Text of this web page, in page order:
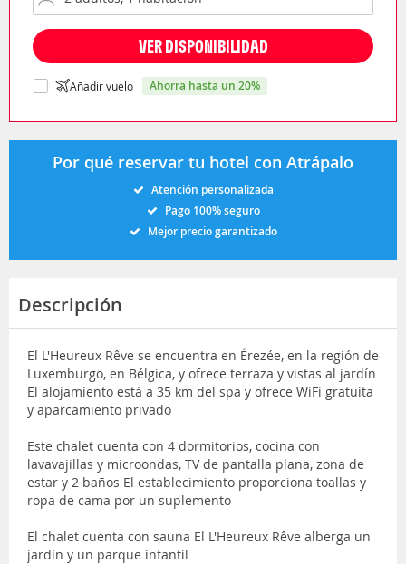
VER DISPONIBILIDAD
Añadir vuelo ahorra hasta un 20%
Por qué reservar tu hotel con Atrápalo
Atención personalizada
Pago 100% seguro
Mejor precio garantizado
Descripción
El L'Heureux Rêve se encuentra en Érezée, en la región de
Luxemburgo, en Bélgica, y ofrece terraza y vistas al jardín
El alojamiento está a 35 km del spa y ofrece WiFi gratuita
y aparcamiento privado
Este chalet cuenta con 4 dormitorios, cocina con
lavavajillas y microondas, TV de pantalla plana, zona de
estar y 2 baños El establecimiento proporciona toallas y
ropa de cama por un suplemento
El chalet cuenta con sauna El L'Heureux Rêve alberga un
jardín y un parque infantil